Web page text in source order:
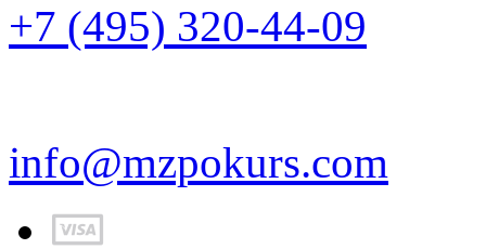
+7 (495) 320-44-09
info@mzpokurs.com